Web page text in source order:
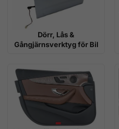
Dörr, Lås &
Gångjärnsverktyg för Bil